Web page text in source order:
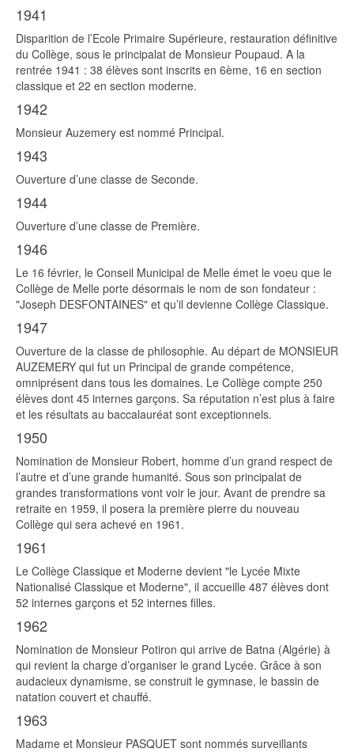
1941
Disparition de l’Ecole Primaire Supérieure, restauration définitive
du Collège, sous le principalat de Monsieur Poupaud. A la
rentrée 1941 : 38 élèves sont inscrits en 6ème, 16 en section
classique et 22 en section moderne.
1942
Monsieur Auzemery est nommé Principal.
1943
Ouverture d’une classe de Seconde.
1944
Ouverture d’une classe de Première.
1946
Le 16 février, le Conseil Municipal de Melle émet le voeu que le
Collège de Melle porte désormais le nom de son fondateur :
"Joseph DESFONTAINES" et qu’il devienne Collège Classique.
1947
Ouverture de la classe de philosophie. Au départ de MONSIEUR
AUZEMERY qui fut un Principal de grande compétence,
omniprésent dans tous les domaines. Le Collège compte 250
élèves dont 45 internes garçons. Sa réputation n’est plus à faire
et les résultats au baccalauréat sont exceptionnels.
1950
Nomination de Monsieur Robert, homme d’un grand respect de
l’autre et d’une grande humanité. Sous son principalat de
grandes transformations vont voir le jour. Avant de prendre sa
retraite en 1959, il posera la première pierre du nouveau
Collège qui sera achevé en 1961.
1961
Le Collège Classique et Moderne devient "le Lycée Mixte
Nationalisé Classique et Moderne", il accueille 487 élèves dont
52 internes garçons et 52 internes filles.
1962
Nomination de Monsieur Potiron qui arrive de Batna (Algérie) à
qui revient la charge d’organiser le grand Lycée. Grâce à son
audacieux dynamisme, se construit le gymnase, le bassin de
natation couvert et chauffé.
1963
Madame et Monsieur PASQUET sont nommés surveillants